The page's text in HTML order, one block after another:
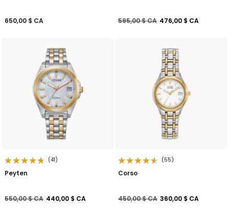
650,00 $ CA Prix réduit de
595,00 $ CAà476,00 $ CA
(41)
Peyten
Prix réduit de
550,00 $ CAà440,00 $ CA
(55)
Corso
Prix réduit de
450,00 $ CAà360,00 $ CA